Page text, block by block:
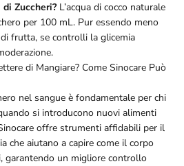
di Zuccheri?L’acqua di cocco naturale
per 100 mL. Pur essendo meno
frutta, se controlli la glicemia
di Mangiare? Come Sinocare Può
nel sangue è fondamentale per chi
si introducono nuovi alimenti
offre strumenti affidabili per il
che aiutano a capire come il corpo
garantendo un migliore controllo